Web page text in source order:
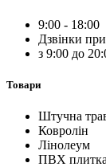
9:00 - 18:00
Дзвінки
з 9:00 до
Товари
Штучна
Ковролін
Лінолеум
ПВХ плитка